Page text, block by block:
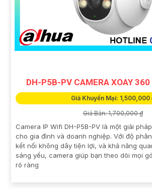
DH-P5B-PV CAMERA XOAY 360
Giá Khuyến Mại: 1,500,000
Giá Bán: 1,700,000 ₫
Camera IP Wifi DH-P5B-PV là một giải
cho gia đình và doanh nghiệp. Với độ phân
kết nối không dây tiện lợi, và khả năng
sáng yếu, camera giúp bạn theo dõi mọi
rõ ràng